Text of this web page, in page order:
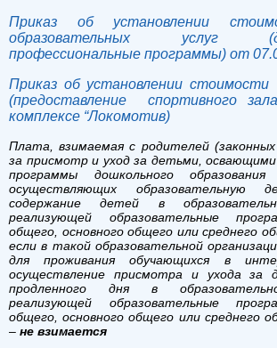
Приказ об установлении
образовательных услуг
профессиональные программы) от
Приказ об установлении
(предоставление спортивного
комплексе “Локомотив)
Плата, взимаемая с родителей
за присмотр и уход за детьми,
программы дошкольного образования
осуществляющих образовательную
содержание детей в
реализующей образовательные
общего, основного общего или среднего
если в такой образовательной
для проживания обучающихся в
осуществление присмотра и ухода за
продленного дня в
реализующей образовательные
общего, основного общего или среднего
– не взимается